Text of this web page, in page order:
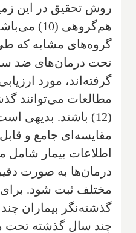
روش تحقیق در این
هم‌گروهی
گروه‌های مشابه که
تحت درمان‌های ضد
گرفته‌اند، مورد
(12) باشند. بدیهی
مقایسه‌ای جامع و
اطلاعات بیمار شامل
درمان‌ها به صورت
مختلف ثبت شود.
گذشته‌نگر بیماران
چند سال گذشته تحت